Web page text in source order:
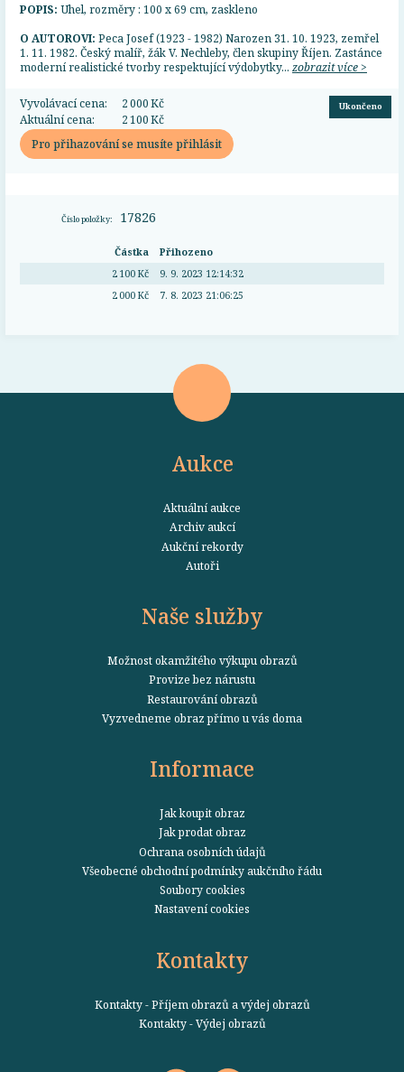
POPIS: Uhel, rozměry : 100 x 69 cm, zaskleno
O AUTOROVI: Peca Josef (1923 - 1982) Narozen 31. 10. 1923, zemřel
1. 11. 1982. Český malíř, žák V. Nechleby, člen skupiny Říjen. Zastánce
moderní realistické tvorby respektující výdobytky... zobrazit více >
Vyvolávací cena:
2 000 Kč
Aktuální cena:
2 100 Kč
Ukončeno
Pro přihazování se musíte přihlásit
Číslo položky: 17826
Částka
Přihozeno
2 100 Kč
9. 9. 2023 12:14:32
2 000 Kč
7. 8. 2023 21:06:25
Aukce
Aktuální aukce
Archiv aukcí
Aukční rekordy
Autoři
Naše služby
Možnost okamžitého výkupu obrazů
Provize bez nárustu
Restaurování obrazů
Vyzvedneme obraz přímo u vás doma
Informace
Jak koupit obraz
Jak prodat obraz
Ochrana osobních údajů
Všeobecné obchodní podmínky aukčního řádu
Soubory cookies
Nastavení cookies
Kontakty
Kontakty - Příjem obrazů a výdej obrazů
Kontakty - Výdej obrazů